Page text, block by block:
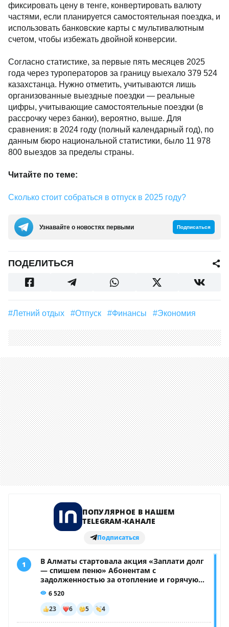
фиксировать цену в тенге, конвертировать валюту
частями, если планируется самостоятельная поездка, и
использовать банковские карты с мультивалютным
счетом, чтобы избежать двойной конверсии.
Согласно статистике, за первые пять месяцев 2025
года через туроператоров за границу выехало 379 524
казахстанца. Нужно отметить, учитываются лишь
организованные выездные поездки — реальные
цифры, учитывающие самостоятельные поездки (в
рассрочку через банки), вероятно, выше. Для
сравнения: в 2024 году (полный календарный год), по
данным бюро национальной статистики, было 11 978
800 выездов за пределы страны.
Читайте по теме:
Сколько стоит собраться в отпуск в 2025 году?
Узнавайте о новостях первыми Подписаться
ПОДЕЛИТЬСЯ
#летний отдых #отпуск #финансы #экономия